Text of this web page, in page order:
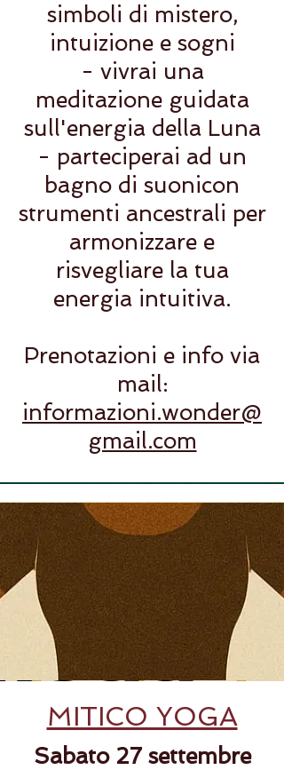
simboli di mistero,
intuizione e sogni
- vivrai una
meditazione guidata
sull'energia della Luna
- parteciperai ad un
bagno di suonicon
strumenti ancestrali per
armonizzare e
risvegliare la tua
energia intuitiva.
Prenotazioni e info via
mail:
informazioni.wonder@
gmail.com
MITICO YOGA
Sabato 27 settembre